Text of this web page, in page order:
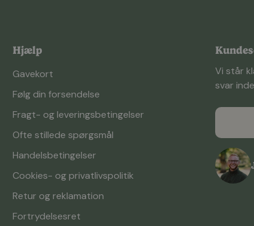
Hjælp
Gavekort
Følg din forsendelse
Fragt- og leveringsbetingelser
Ofte stillede spørgsmål
Handelsbetingelser
Cookies- og privatlivspolitik
Retur og reklamation
Fortrydelsesret
Vi står
svar